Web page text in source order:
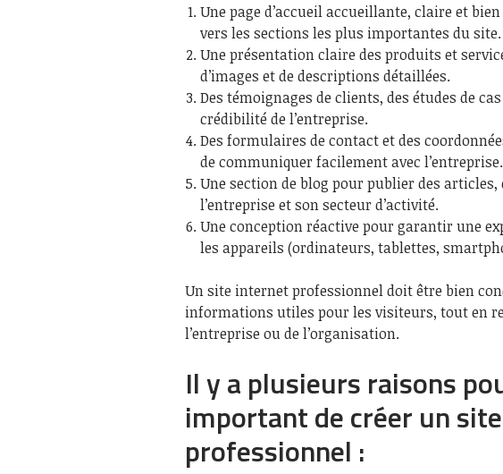
Une page d’accueil accueillante, claire et
vers les sections les plus importantes du site.
Une présentation claire des produits et
d’images et de descriptions détaillées.
Des témoignages de clients, des études de
crédibilité de l’entreprise.
Des formulaires de contact et des
de communiquer facilement avec l’entreprise.
Une section de blog pour publier des
l’entreprise et son secteur d’activité.
Une conception réactive pour garantir une
les appareils (ordinateurs, tablettes,
Un site internet professionnel doit être bien
informations utiles pour les visiteurs, tout en
l’entreprise ou de l’organisation.
Il y a plusieurs raisons
important de créer un
professionnel :